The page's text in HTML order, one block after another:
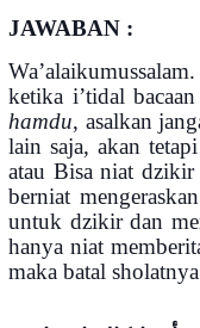
JAWABAN :
ketika i’tidal
hamdu, asalkan
lain saja, akan
atau Bisa niat dzikir
berniat
untuk dzikir dan
hanya niat
maka batal